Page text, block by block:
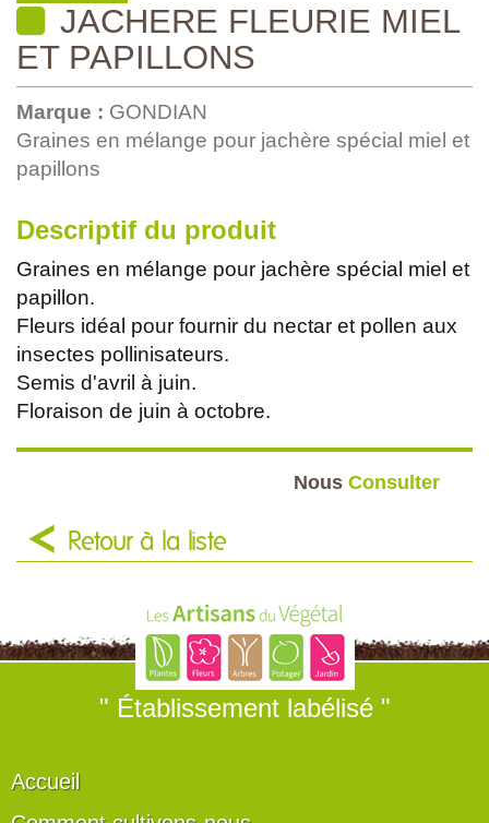
JACHERE FLEURIE MIEL
ET PAPILLONS
Marque : GONDIAN
Graines en mélange pour jachère spécial miel et
papillons
Descriptif du produit
Graines en mélange pour jachère spécial miel et
papillon.
Fleurs idéal pour fournir du nectar et pollen aux
insectes pollinisateurs.
Semis d'avril à juin.
Floraison de juin à octobre.
Nous Consulter
Retour à la liste
" Établissement labélisé "
Accueil